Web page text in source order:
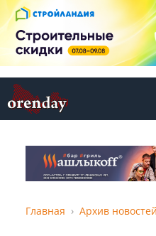
Главная Архив новостей